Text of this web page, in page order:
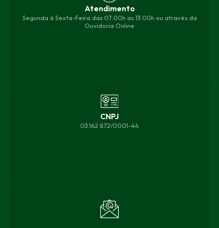
Atendimento
Segunda à Sexta-Feira das 07:00h as 13:00h ou através da
Ouvidoria Online
CNPJ
03.162.872/0001-44